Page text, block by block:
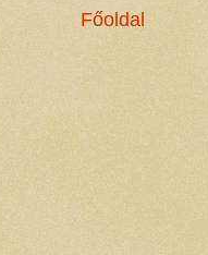
Főoldal